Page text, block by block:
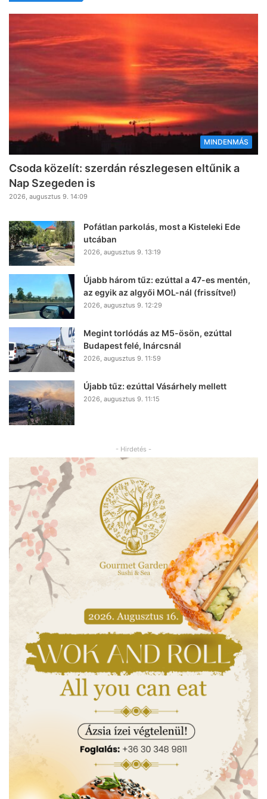
MINDENMÁS
Csoda közelít: szerdán részlegesen eltűnik a
Nap Szegeden is
2026, augusztus 9. 14:09
Pofátlan parkolás, most a Kisteleki Ede
utcában
2026, augusztus 9. 13:19
Újabb három tűz: ezúttal a 47-es mentén,
az egyik az algyői MOL-nál (frissítve!)
2026, augusztus 9. 12:29
Megint torlódás az M5-ösön, ezúttal
Budapest felé, Inárcsnál
2026, augusztus 9. 11:59
Újabb tűz: ezúttal Vásárhely mellett
2026, augusztus 9. 11:15
- Hirdetés -